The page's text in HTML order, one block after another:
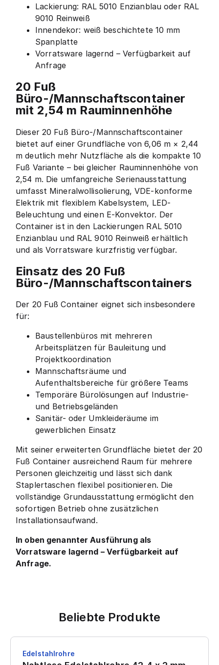
Lackierung: RAL 5010 Enzianblau oder RAL
9010 Reinweiß
Innendekor: weiß beschichtete 10 mm
Spanplatte
Vorratsware lagernd – Verfügbarkeit auf
Anfrage
20 Fuß
Büro-/Mannschaftscontainer
mit 2,54 m Rauminnenhöhe
Dieser 20 Fuß Büro-/Mannschaftscontainer
bietet auf einer Grundfläche von 6,06 m × 2,44
m deutlich mehr Nutzfläche als die kompakte 10
Fuß Variante – bei gleicher Rauminnenhöhe von
2,54 m. Die umfangreiche Serienausstattung
umfasst Mineralwollisolierung, VDE-konforme
Elektrik mit flexiblem Kabelsystem, LED-
Beleuchtung und einen E-Konvektor. Der
Container ist in den Lackierungen RAL 5010
Enzianblau und RAL 9010 Reinweiß erhältlich
und als Vorratsware kurzfristig verfügbar.
Einsatz des 20 Fuß
Büro-/Mannschaftscontainers
Der 20 Fuß Container eignet sich insbesondere
für:
Baustellenbüros mit mehreren
Arbeitsplätzen für Bauleitung und
Projektkoordination
Mannschaftsräume und
Aufenthaltsbereiche für größere Teams
Temporäre Bürolösungen auf Industrie-
und Betriebsgeländen
Sanitär- oder Umkleideräume im
gewerblichen Einsatz
Mit seiner erweiterten Grundfläche bietet der 20
Fuß Container ausreichend Raum für mehrere
Personen gleichzeitig und lässt sich dank
Staplertaschen flexibel positionieren. Die
vollständige Grundausstattung ermöglicht den
sofortigen Betrieb ohne zusätzlichen
Installationsaufwand.
In oben genannter Ausführung als
Vorratsware lagernd – Verfügbarkeit auf
Anfrage.
Beliebte Produkte
Edelstahlrohre